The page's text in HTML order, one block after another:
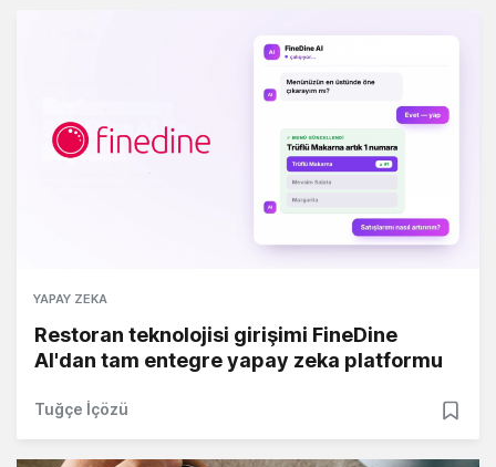
YAPAY ZEKA
Restoran teknolojisi girişimi FineDine
AI'dan tam entegre yapay zeka platformu
Tuğçe İçözü